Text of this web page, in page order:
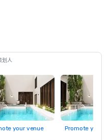
划人
your venue Promote your